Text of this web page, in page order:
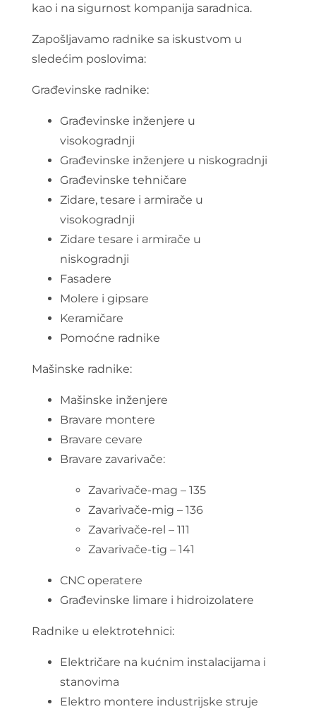
kao i na sigurnost kompanija saradnica.
Zapošljavamo radnike sa iskustvom u
sledećim poslovima:
Građevinske radnike:
Građevinske inženjere u
visokogradnji
Građevinske inženjere u niskogradnji
Građevinske tehničare
Zidare, tesare i armirače u
visokogradnji
Zidare tesare i armirače u
niskogradnji
Fasadere
Molere i gipsare
Keramičare
Pomoćne radnike
Mašinske radnike:
Mašinske inženjere
Bravare montere
Bravare cevare
Bravare zavarivače:
Zavarivače-mag – 135
Zavarivače-mig – 136
Zavarivače-rel – 111
Zavarivače-tig – 141
CNC operatere
Građevinske limare i hidroizolatere
Radnike u elektrotehnici:
Električare na kućnim instalacijama i
stanovima
Elektro montere industrijske struje